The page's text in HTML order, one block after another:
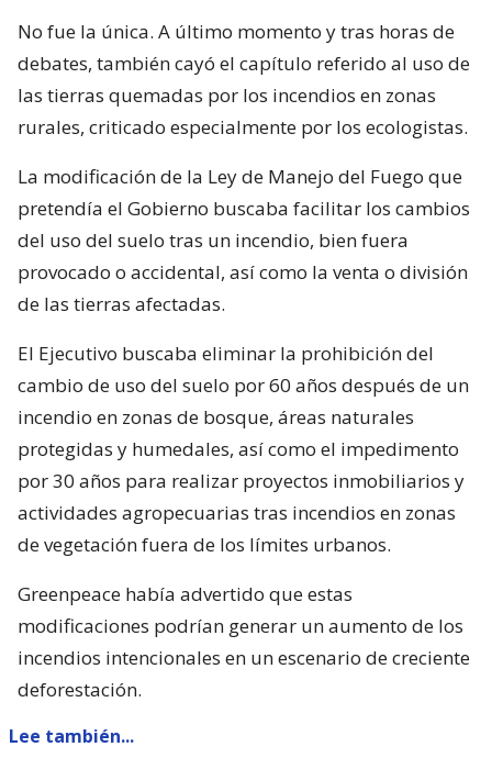
No fue la única. A último momento y tras horas de
debates, también cayó el capítulo referido al uso de
las tierras quemadas por los incendios en zonas
rurales, criticado especialmente por los ecologistas.
La modificación de la Ley de Manejo del Fuego que
pretendía el Gobierno buscaba facilitar los cambios
del uso del suelo tras un incendio, bien fuera
provocado o accidental, así como la venta o división
de las tierras afectadas.
El Ejecutivo buscaba eliminar la prohibición del
cambio de uso del suelo por 60 años después de un
incendio en zonas de bosque, áreas naturales
protegidas y humedales, así como el impedimento
por 30 años para realizar proyectos inmobiliarios y
actividades agropecuarias tras incendios en zonas
de vegetación fuera de los límites urbanos.
Greenpeace había advertido que estas
modificaciones podrían generar un aumento de los
incendios intencionales en un escenario de creciente
deforestación.
Lee también...